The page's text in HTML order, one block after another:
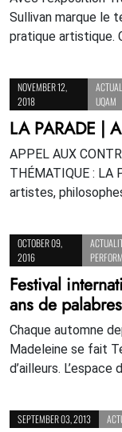
Sullivan marque le
pratique artistique.
NOVEMBER 12,
2018
UQAM
LA PARADE |
APPEL AUX
THÉMATIQUE : LA
artistes,
OCTOBER 09,
2016
Festival
ans de
Chaque automne
Madeleine se fait
d’ailleurs. L’espace
SEPTEMBER 03, 2013